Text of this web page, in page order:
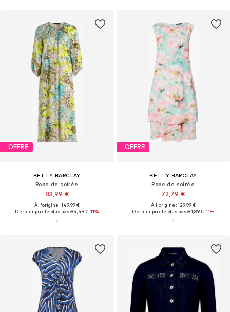
OFFRE
BETTY BARCLAY
Robe de soirée
83,99 €
À l'origine : 149,99 €
Dernier prix le plus bas :94,49 €-11%
OFFRE
BETTY BARCLAY
Robe de soirée
72,79 €
À l'origine : 129,99 €
Dernier prix le plus bas :81,89 €-11%